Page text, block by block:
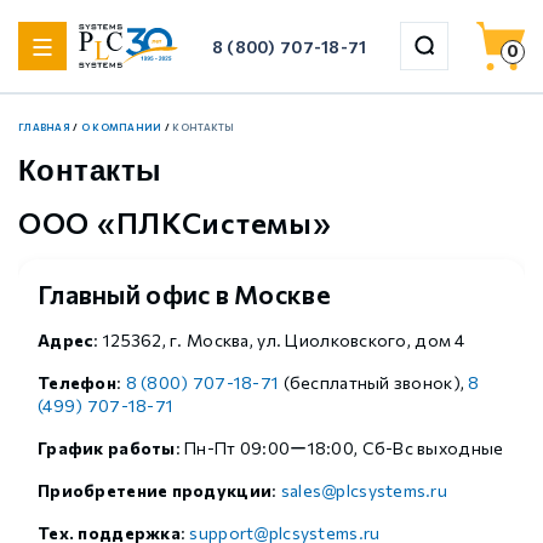
8 (800) 707-18-71 0
ГЛАВНАЯ / О КОМПАНИИ / КОНТАКТЫ
Контакты
ООО «ПЛКСистемы»
Главный офис в Москве
Адрес: 125362, г. Москва, ул. Циолковского, дом 4
Телефон: 8 (800) 707-18-71 (бесплатный звонок),8
(499) 707-18-71
График работы: Пн-Пт 09:00ー18:00, Сб-Вс выходные
Приобретение продукции: sales@plcsystems.ru
Тех. поддержка:support@plcsystems.ru
назад
Xinje XF
Xinje XL
Xinje XSA
Weintek iR
назад
Weintek HMI
Xinje HMI
назад
ЛАНТАН
назад
Управляемые коммутаторы WoMaster
Управляемые стоечные коммутаторы WoMaster
Неуправляемые коммутаторы WoMaster
Медиаконвертеры WoMaster
назад
HWAINTEK Сенсорные мониторы
HWAINTEK Панельные компьютеры
HWAINTEK Компьютеры
назад
Xinje VH1
Xinje VHL
Xinje VH5
Xinje VH6
назад
Серводрайверы Xinje DS5 Стандартные
Серводрайверы Xinje DS5 Основные
Серводрайверы Xinje DM6 Многоосевые
Серводрайверы Xinje DF3 Низковольтные
назад
4-осевые роботы (SCARA) Xinje
6-осевые роботы (настольные) Xinje
6-осевые роботы (большие) Xinje
Аксессуары для роботов Xinje
назад
Шаговые драйверы Xinje DP3F (импульсные с замкнутым
контуром)
Шаговые драйверы Xinje DP3L (импульсные с
Шаговые драйверы Xinje DP3С (EtherCAT, с замкнутым
контуром)
разомкнутым контуром)